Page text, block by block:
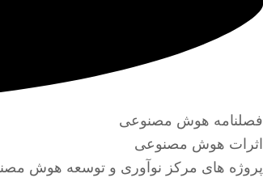
فصلنامه هوش مصنوعی
اثرات هوش مصنوعی
پروژه های مرکز نوآوری و توسعه هوش